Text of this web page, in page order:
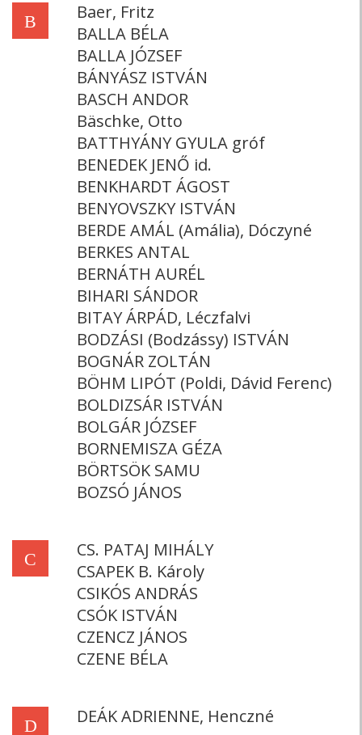
B
Baer, Fritz
BALLA BÉLA
BALLA JÓZSEF
BÁNYÁSZ ISTVÁN
BASCH ANDOR
Bäschke, Otto
BATTHYÁNY GYULA gróf
BENEDEK JENŐ id.
BENKHARDT ÁGOST
BENYOVSZKY ISTVÁN
BERDE AMÁL (Amália), Dóczyné
BERKES ANTAL
BERNÁTH AURÉL
BIHARI SÁNDOR
BITAY ÁRPÁD, Léczfalvi
BODZÁSI (Bodzássy) ISTVÁN
BOGNÁR ZOLTÁN
BÖHM LIPÓT (Poldi, Dávid Ferenc)
BOLDIZSÁR ISTVÁN
BOLGÁR JÓZSEF
BORNEMISZA GÉZA
BÖRTSÖK SAMU
BOZSÓ JÁNOS
C
CS. PATAJ MIHÁLY
CSAPEK B. Károly
CSIKÓS ANDRÁS
CSÓK ISTVÁN
CZENCZ JÁNOS
CZENE BÉLA
D DEÁK ADRIENNE, Henczné